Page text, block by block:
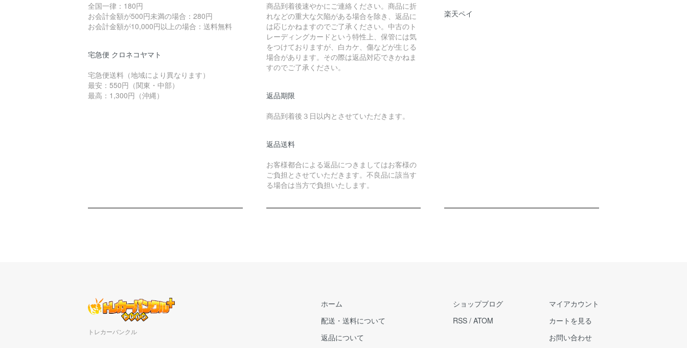
全国一律：180円
お会計金額が500円未満の場合：280円
お会計金額が10,000円以上の場合：送料無料
宅急便 クロネコヤマト
宅急便送料（地域により異なります）
最安：550円（関東・中部）
最高：1,300円（沖縄）
商品到着後速やかにご連絡ください。商品に折
れなどの重大な欠陥がある場合を除き、返品に
は応じかねますのでご了承ください。中古のト
レーディングカードという特性上、保管には気
をつけておりますが、白カケ、傷などが生じる
場合があります。その際は返品対応できかねま
すのでご了承ください。
返品期限
商品到着後３日以内とさせていただきます。
返品送料
お客様都合による返品につきましてはお客様の
ご負担とさせていただきます。不良品に該当す
る場合は当方で負担いたします。
楽天ペイ
トレカーバンクル
ホーム
配送・送料について
返品について
ショップブログ
RSS / ATOM
マイアカウント
カートを見る
お問い合わせ